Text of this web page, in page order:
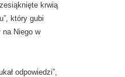
krwią
który gubi
Niego w
odpowiedzi”,